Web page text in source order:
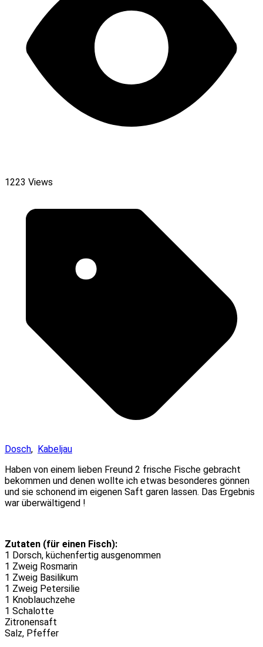
1223 Views
Dosch, Kabeljau
Haben von einem lieben Freund 2 frische Fische gebracht
bekommen und denen wollte ich etwas besonderes gönnen
und sie schonend im eigenen Saft garen lassen. Das Ergebnis
war überwältigend !
Zutaten (für einen Fisch):
1 Dorsch, küchenfertig ausgenommen
1 Zweig Rosmarin
1 Zweig Basilikum
1 Zweig Petersilie
1 Knoblauchzehe
1 Schalotte
Zitronensaft
Salz, Pfeffer